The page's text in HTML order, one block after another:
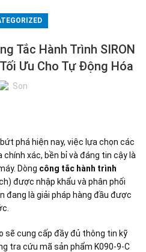
Tắc Hành Trình SIRON
Ưu Cho Tự Động Hóa
Son
phá hiện nay, việc lựa chọn các
xác, bền bỉ và đáng tin cậy là
Dòng công tắc hành trình
được nhập khẩu và phân phối
đang là giải pháp hàng đầu được
sẽ cung cấp đầy đủ thông tin kỹ
tra cứu mã sản phẩm K090-9-C